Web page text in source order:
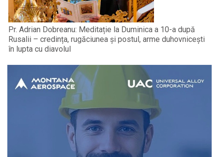
Pr. Adrian Dobreanu: Meditație la Duminica a 10-a după
Rusalii – credința, rugăciunea și postul, arme duhovnicești
în lupta cu diavolul